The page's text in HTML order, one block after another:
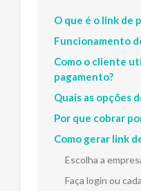
O que é o link de
Funcionamento
Como o cliente
pagamento?
Quais as opções
Por que cobrar
Como gerar link
Escolha a
Faça login ou